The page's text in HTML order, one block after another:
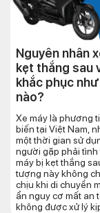
Nguyên nhân
kẹt thắng sau
khắc phục
nào?
Xe máy là phương
biến tại Việt Nam,
một thời gian sử
người gặp phải tình
máy bị kẹt thắng
tượng này không
chịu khi di chuyển
ẩn nguy cơ mất an
không được xử lý